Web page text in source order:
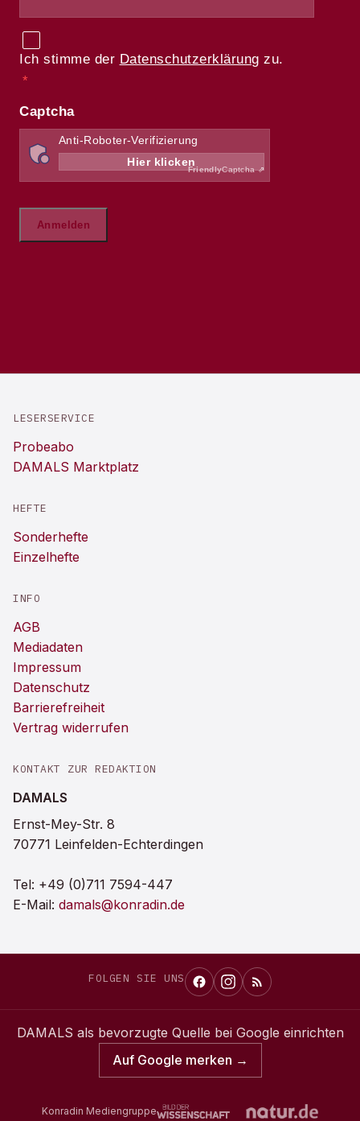
LESERSERVICE
Probeabo
DAMALS Marktplatz
HEFTE
Sonderhefte
Einzelhefte
INFO
AGB
Mediadaten
Impressum
Datenschutz
Barrierefreiheit
Vertrag widerrufen
KONTAKT ZUR REDAKTION
DAMALS
Ernst-Mey-Str. 8
70771 Leinfelden-Echterdingen
Tel: +49 (0)711 7594-447
E-Mail: damals@konradin.de
FOLGEN SIE UNS
DAMALS als bevorzugte Quelle bei Google einrichten
Auf Google merken →
Konradin Mediengruppe